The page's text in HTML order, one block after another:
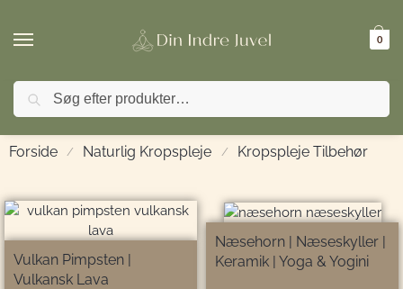
0
🚚 FRI FRAGT ved køb over 499,- | ⭐ TrustPilot 4,9
Forside / Naturlig Kropspleje / Kropspleje Tilbehør
Vulkan Pimpsten |
Vulkansk Lava
Næsehorn | Næseskyller |
Keramik | Yoga & Yogini